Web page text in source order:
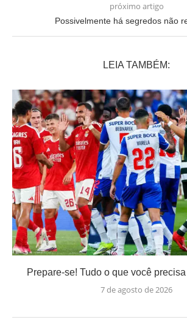
próximo artigo
Possivelmente há segredos não
LEIA TAMBÉM:
Prepare-se! Tudo o que você
7 de agosto de 2026